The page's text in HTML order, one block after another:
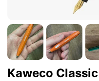
Kaweco